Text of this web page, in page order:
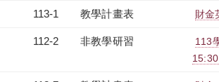
113-1 教學計畫表 財金
112-2 非教學研習
113